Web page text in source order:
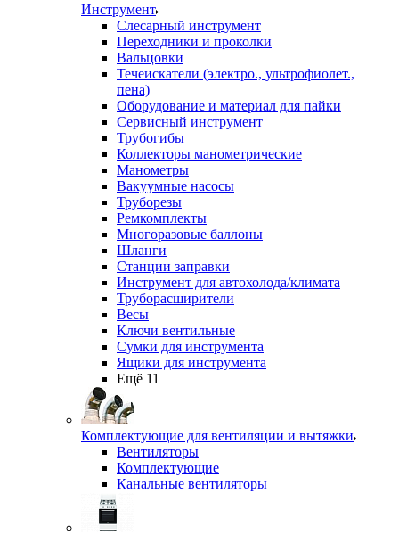
Инструмент
Слесарный инструмент
Переходники и проколки
Вальцовки
Течеискатели (электро., ультрофиолет.,
пена)
Оборудование и материал для пайки
Сервисный инструмент
Трубогибы
Коллекторы манометрические
Манометры
Вакуумные насосы
Труборезы
Ремкомплекты
Многоразовые баллоны
Шланги
Станции заправки
Инструмент для автохолода/климата
Труборасширители
Весы
Ключи вентильные
Сумки для инструмента
Ящики для инструмента
Ещё 11
Комплектующие для вентиляции и вытяжки
Вентиляторы
Комплектующие
Канальные вентиляторы